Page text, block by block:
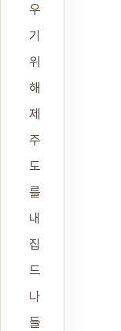
우
기
위
해
제
주
도
를
내
집
드
나
들